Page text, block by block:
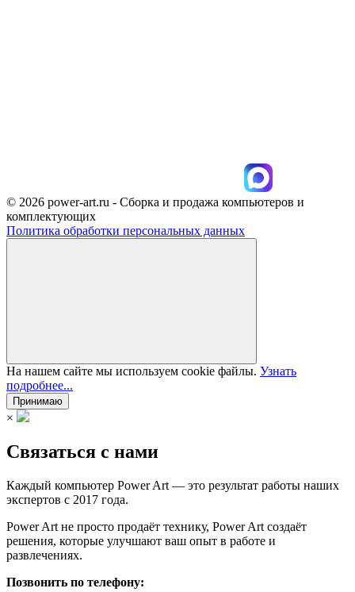
© 2026 power-art.ru - Сборка и продажа компьютеров и
комплектующих
Политика обработки персональных данных
На нашем сайте мы используем cookie файлы. Узнать
подробнее...
Принимаю
×
Связаться с нами
Каждый компьютер Power Art — это результат работы наших
экспертов с 2017 года.
Power Art не просто продаёт технику, Power Art создаёт
решения, которые улучшают ваш опыт в работе и
развлечениях.
Позвонить по телефону: